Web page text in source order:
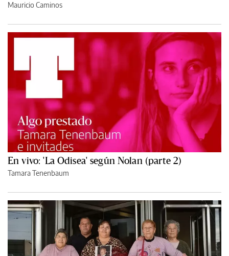
Mauricio Caminos
En vivo: 'La Odisea' según Nolan (parte 2)
Tamara Tenenbaum